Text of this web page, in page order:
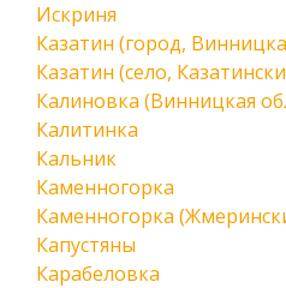
Искриня
Казатин (город,
Казатин (село,
Калиновка (Винницкая
Калитинка
Кальник
Каменногорка
Каменногорка
Капустяны
Карабеловка